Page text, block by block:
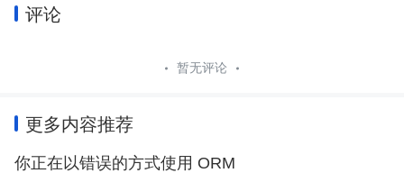
评论
暂无评论
更多内容推荐
你正在以错误的方式使用 ORM